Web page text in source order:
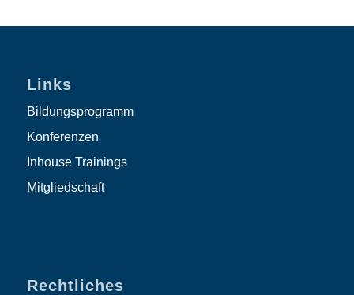
Links
Bildungsprogramm
Konferenzen
Inhouse Trainings
Mitgliedschaft
Rechtliches